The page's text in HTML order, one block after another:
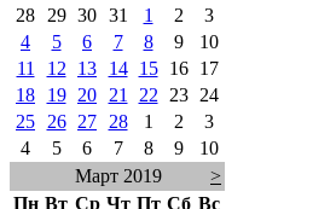
28
29 30 31 1 2
3
4
5 6 7 8 9
10
11
12 13 14 15 16
17
18
19 20 21 22 23
24
25
26 27 28 1 2
3
4
5 6 7 8 9
10
Март 2019
>
Пн Вт Ср Чт Пт Сб Вс